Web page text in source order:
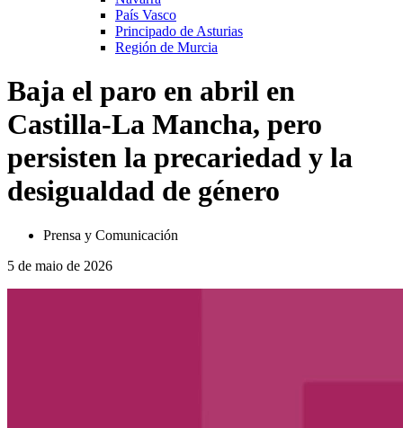
País Vasco
Principado de Asturias
Región de Murcia
Baja el paro en abril en
Castilla-La Mancha, pero
persisten la precariedad y la
desigualdad de género
Prensa y Comunicación
5 de maio de 2026